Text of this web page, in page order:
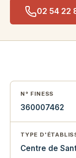
02 54 22
N° FINESS
360007462
TYPE
Centre de